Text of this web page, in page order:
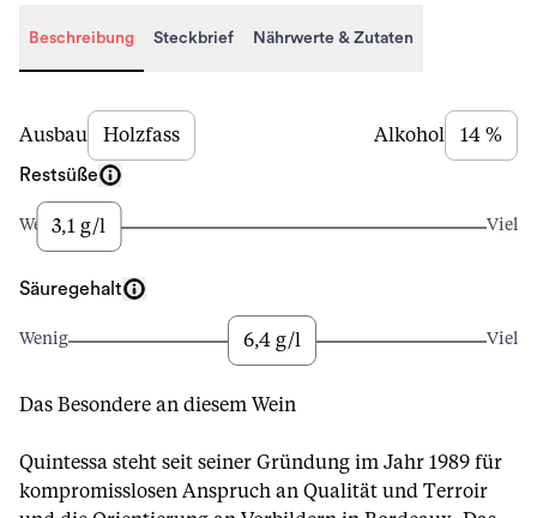
Beschreibung Steckbrief Nährwerte & Zutaten
Beschreibung
Ausbau Holzfass Alkohol 14 %
Restsüße
Wenig3,1 g/l Viel
Säuregehalt
Wenig 6,4 g/l Viel
Das Besondere an diesem Wein
Quintessa steht seit seiner Gründung im Jahr 1989 für
kompromisslosen Anspruch an Qualität und Terroir